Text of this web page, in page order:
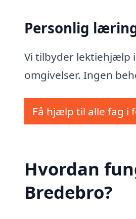
Personlig
Vi tilbyder lektiehjælp
omgivelser. Ingen
Få hjælp til alle fag i
Hvordan
Bredebro?